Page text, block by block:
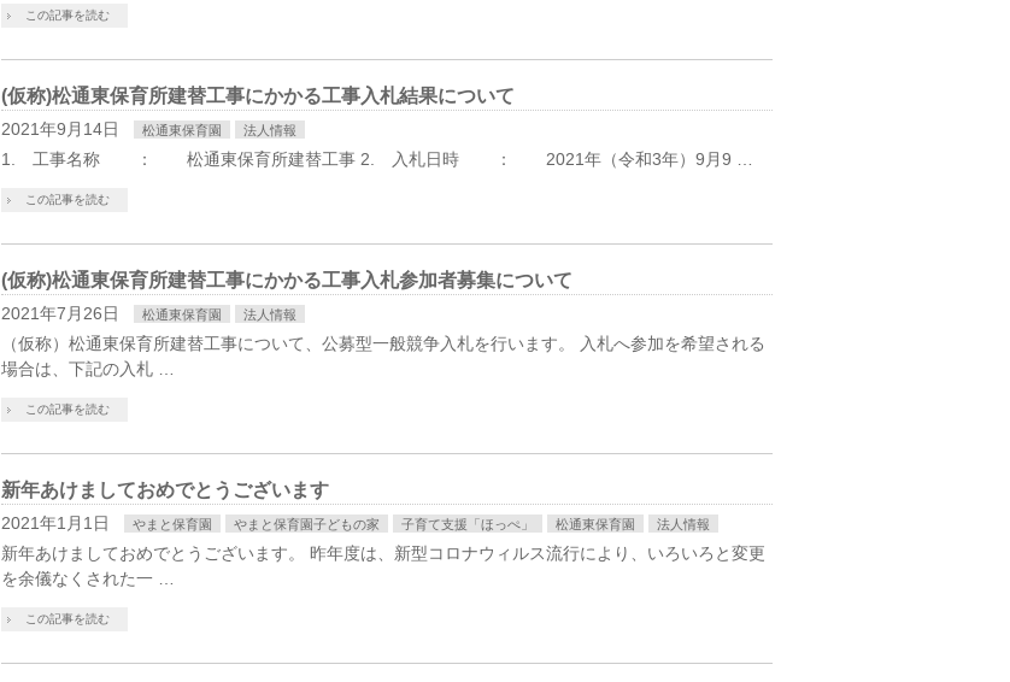
この記事を読む
(仮称)松通東保育所建替工事にかかる工事入札結果について
2021年9月14日 松通東保育園 法人情報
1. 工事名称 ： 松通東保育所建替工事 2. 入札日時 ： 2021年（令和3年）9月9 …
この記事を読む
(仮称)松通東保育所建替工事にかかる工事入札参加者募集について
2021年7月26日 松通東保育園 法人情報
（仮称）松通東保育所建替工事について、公募型一般競争入札を行います。 入札へ参加を希望される
場合は、下記の入札 …
この記事を読む
新年あけましておめでとうございます
2021年1月1日 やまと保育園 やまと保育園子どもの家 子育て支援「ほっぺ」 松通東保育園 法人情報
新年あけましておめでとうございます。 昨年度は、新型コロナウィルス流行により、いろいろと変更
を余儀なくされた一 …
この記事を読む